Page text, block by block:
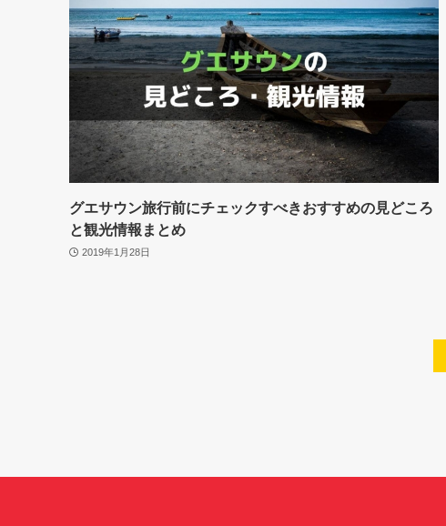
グエサウン旅行前にチェックすべきおすすめの見どころ
と観光情報まとめ
2019年1月28日